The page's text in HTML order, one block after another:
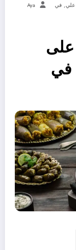
علي, في Aya
في